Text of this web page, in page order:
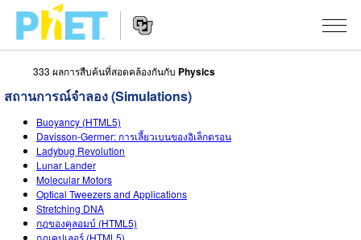
สืบค้น
ภายใน
เว็บไซต์
ของ
PhET
Navigation
สถานการณ์จำลอง
All Sims
ฟิสิกส์
คณิตศาสตร์
STUDIO
About Studio
Customizable Sims
TEACHING
ค้นหากิจกรรม
งานวิจัย
333 ผลการสืบค้นที่สอดคล้องกันกับ Physics
สถานการณ์จำลอง (Simulations)
Buoyancy (HTML5)
Davisson-Germer: การเลี้ยวเบนของอิเล็กตรอน
Ladybug Revolution
Lunar Lander
Molecular Motors
Optical Tweezers and Applications
Stretching DNA
กฎของคูลอมบ์ (HTML5)
กฎเคปเลอร์ (HTML5)